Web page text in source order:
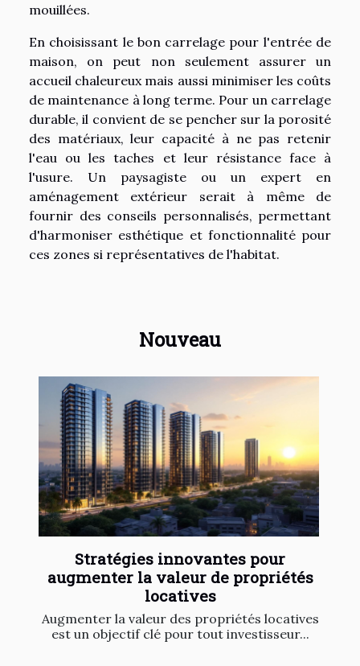
mouillées.
En choisissant le bon carrelage pour l'entrée de
maison, on peut non seulement assurer un
accueil chaleureux mais aussi minimiser les coûts
de maintenance à long terme. Pour un carrelage
durable, il convient de se pencher sur la porosité
des matériaux, leur capacité à ne pas retenir
l'eau ou les taches et leur résistance face à
l'usure. Un paysagiste ou un expert en
aménagement extérieur serait à même de
fournir des conseils personnalisés, permettant
d'harmoniser esthétique et fonctionnalité pour
ces zones si représentatives de l'habitat.
Nouveau
Stratégies innovantes pour
augmenter la valeur de propriétés
locatives
Augmenter la valeur des propriétés locatives
est un objectif clé pour tout investisseur...